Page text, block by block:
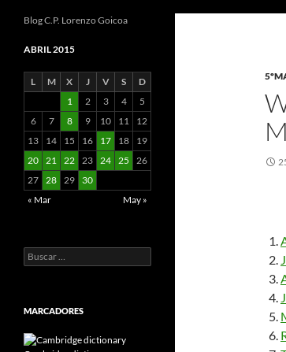
Blog C.P. Lorenzo Goicoa
ABRIL 2015
L M X J V S
D
1
2 3 4
5
6
7 8 9 10 11
12
13
14 15 16 17 18
19
20 21 22 23 24 25
26
27 28 29
30
« Mar
May »
Buscar:
MARCADORES